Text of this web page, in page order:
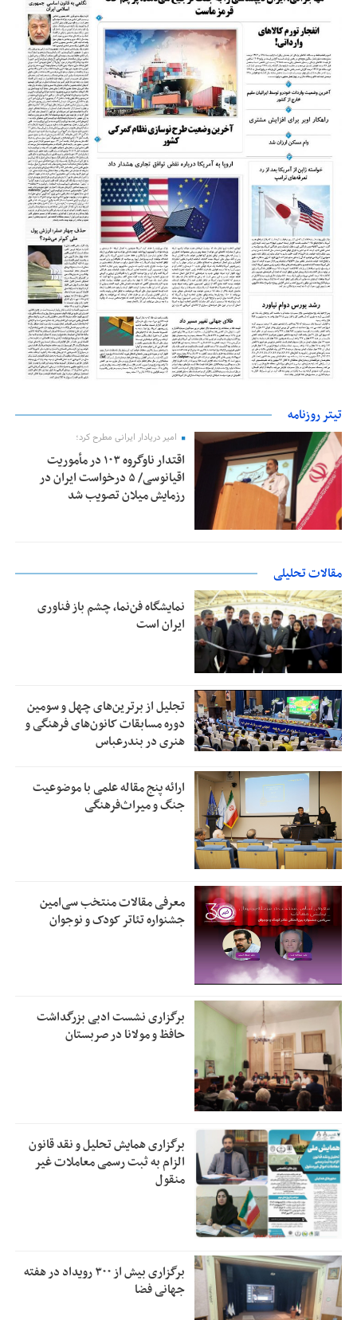
تیتر روزنامه
امیر دریادار ایرانی مطرح کرد؛
اقتدار ناوگروه ۱۰۳ در مأموریت‌
اقیانوسی/ ۵ درخواست ایران در
رزمایش میلان تصویب شد
مقالات تحلیلی
نمایشگاه فن‌نما، چشم باز فناوری
ایران است
تجلیل از بر‌ترین‌های چهل و سومین
دوره مسابقات کانون‌های فرهنگی و
هنری در بندرعباس
ارائه پنج مقاله علمی با موضوعیت
جنگ و میراث‌فرهنگی
معرفی مقالات منتخب سی‌امین
جشنواره تئاتر کودک و نوجوان
برگزاری نشست ادبی بزرگداشت
حافظ و مولانا در صربستان
برگزاری همایش تحلیل و نقد قانون
الزام به ثبت رسمی معاملات غیر
منقول
برگزاری بیش از ۳۰۰ رویداد در هفته
جهانی فضا